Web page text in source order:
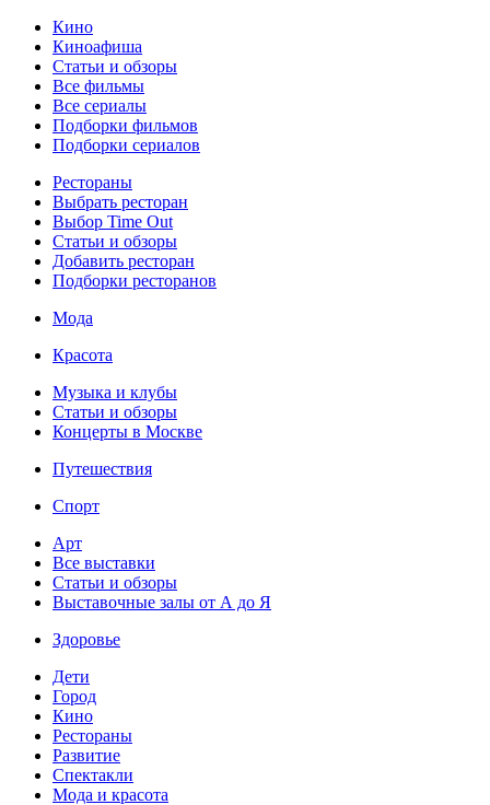
Кино
Киноафиша
Статьи и обзоры
Все фильмы
Все сериалы
Подборки фильмов
Подборки сериалов
Рестораны
Выбрать ресторан
Выбор Time Out
Статьи и обзоры
Добавить ресторан
Подборки ресторанов
Мода
Красота
Музыка и клубы
Статьи и обзоры
Концерты в Москве
Путешествия
Спорт
Арт
Все выставки
Статьи и обзоры
Выставочные залы от А до Я
Здоровье
Дети
Город
Кино
Рестораны
Развитие
Спектакли
Мода и красота